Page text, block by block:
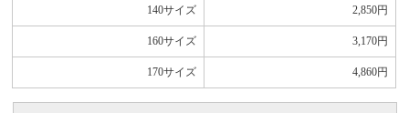
140サイズ 2,850円
160サイズ 3,170円
170サイズ 4,860円